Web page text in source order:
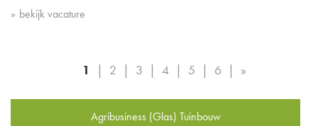
bekijk vacature
1 2 3 4 5 6 »
Agribusiness (Glas) Tuinbouw